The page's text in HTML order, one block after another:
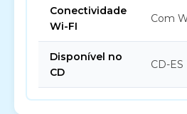
Conectividade
Wi-FI
Com
Disponível no
CD
CD-ES